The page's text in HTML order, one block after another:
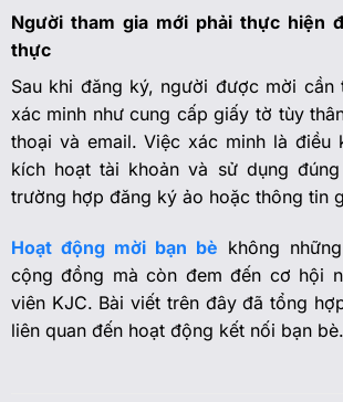
Người tham gia mới phải thực hiện
thực
Sau khi đăng ký, người được mời cần
xác minh như cung cấp giấy tờ tùy
thoại và email. Việc xác minh là điều
kích hoạt tài khoản và sử dụng
trường hợp đăng ký ảo hoặc thông tin
Hoạt động mời bạn bè không
cộng đồng mà còn đem đến cơ hội
viên KJC. Bài viết trên đây đã tổng
liên quan đến hoạt động kết nối bạn bè.